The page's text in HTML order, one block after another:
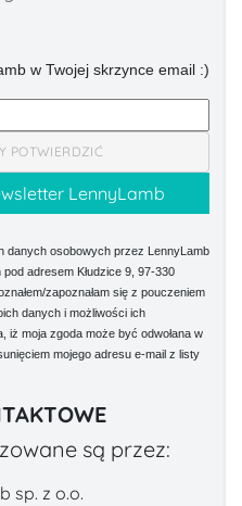
w Twojej skrzynce email :)
POTWIERDZIĆ
danych osobowych przez LennyLamb
adresem Kłudzice 9, 97-330
zapoznałam się z pouczeniem
danych i możliwości ich
iż moja zgoda może być odwołana w
mojego adresu e-mail z listy
są przez:
sp. z o.o.